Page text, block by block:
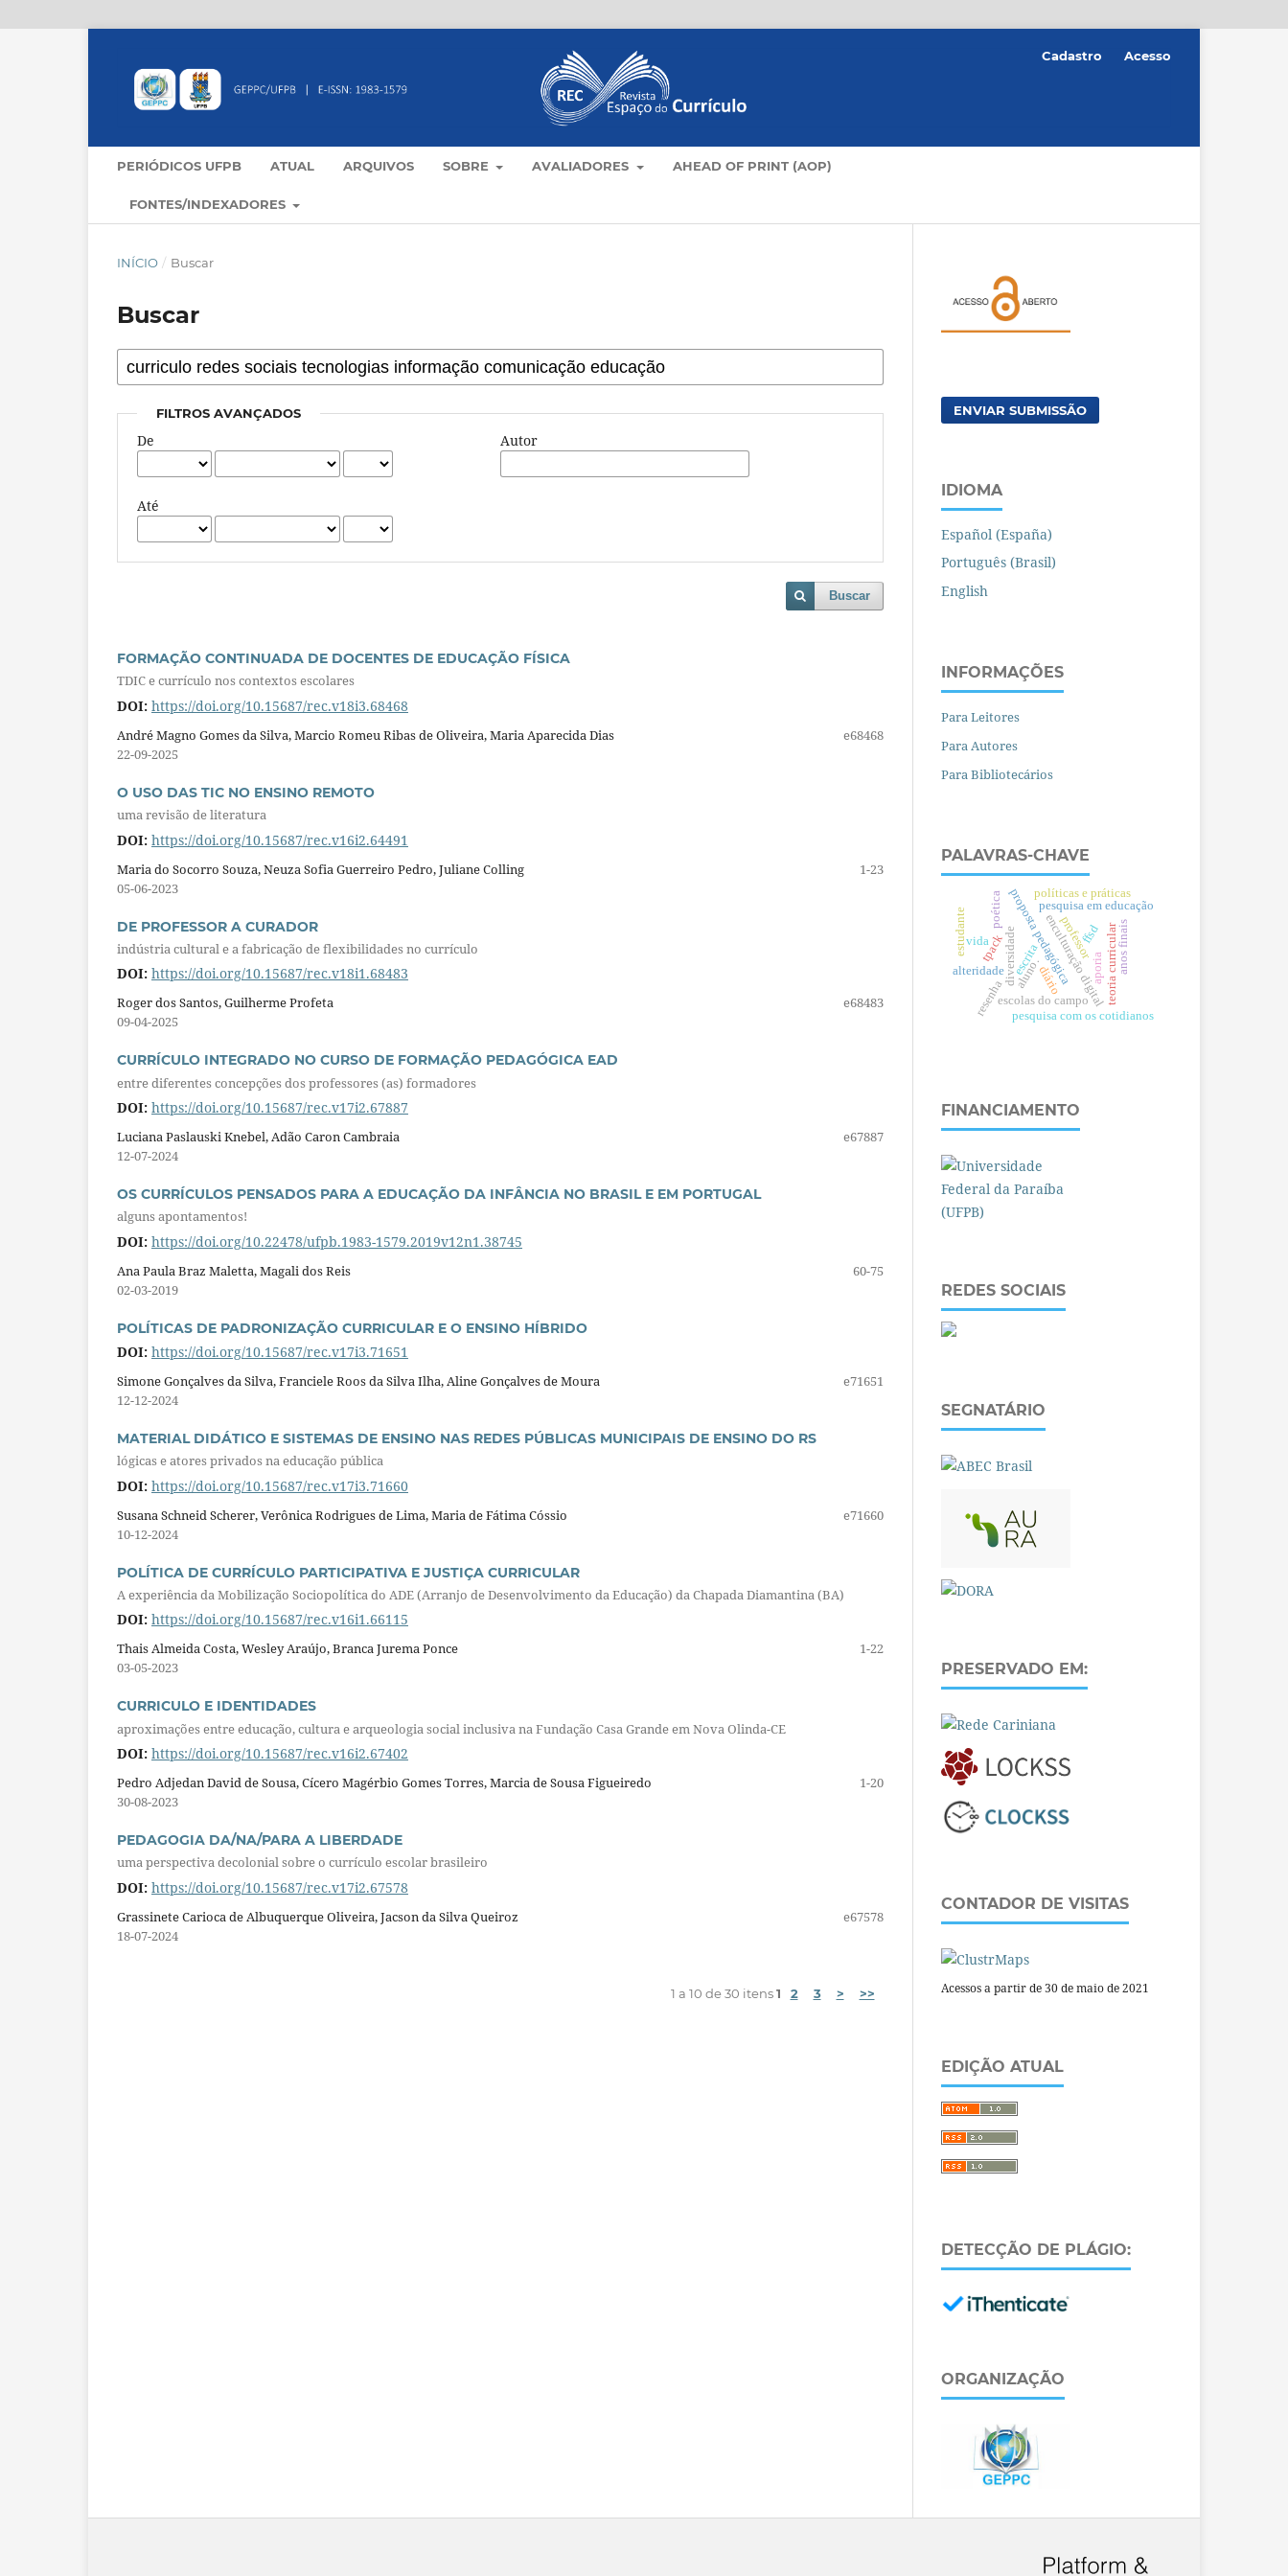
PERIÓDICOS UFPB ATUAL ARQUIVOS SOBRE AVALIADORES AHEAD OF PRINT (AOP)
FONTES/INDEXADORES
Cadastro Acesso
INÍCIO / Buscar
Buscar
FILTROS AVANÇADOS
De
Até
Autor
Buscar
FORMAÇÃO CONTINUADA DE DOCENTES DE EDUCAÇÃO FÍSICA
TDIC e currículo nos contextos escolares
DOI: https://doi.org/10.15687/rec.v18i3.68468
André Magno Gomes da Silva, Marcio Romeu Ribas de Oliveira, Maria Aparecida Dias
e68468
22-09-2025
O USO DAS TIC NO ENSINO REMOTO
uma revisão de literatura
DOI: https://doi.org/10.15687/rec.v16i2.64491
Maria do Socorro Souza, Neuza Sofia Guerreiro Pedro, Juliane Colling
1-23
05-06-2023
DE PROFESSOR A CURADOR
indústria cultural e a fabricação de flexibilidades no currículo
DOI: https://doi.org/10.15687/rec.v18i1.68483
Roger dos Santos, Guilherme Profeta
e68483
09-04-2025
CURRÍCULO INTEGRADO NO CURSO DE FORMAÇÃO PEDAGÓGICA EAD
entre diferentes concepções dos professores (as) formadores
DOI: https://doi.org/10.15687/rec.v17i2.67887
Luciana Paslauski Knebel, Adão Caron Cambraia
e67887
12-07-2024
OS CURRÍCULOS PENSADOS PARA A EDUCAÇÃO DA INFÂNCIA NO BRASIL E EM PORTUGAL
alguns apontamentos!
DOI: https://doi.org/10.22478/ufpb.1983-1579.2019v12n1.38745
Ana Paula Braz Maletta, Magali dos Reis
60-75
02-03-2019
POLÍTICAS DE PADRONIZAÇÃO CURRICULAR E O ENSINO HÍBRIDO
DOI: https://doi.org/10.15687/rec.v17i3.71651
Simone Gonçalves da Silva, Franciele Roos da Silva Ilha, Aline Gonçalves de Moura
e71651
12-12-2024
MATERIAL DIDÁTICO E SISTEMAS DE ENSINO NAS REDES PÚBLICAS MUNICIPAIS DE ENSINO DO RS
lógicas e atores privados na educação pública
DOI: https://doi.org/10.15687/rec.v17i3.71660
Susana Schneid Scherer, Verônica Rodrigues de Lima, Maria de Fátima Cóssio
e71660
10-12-2024
POLÍTICA DE CURRÍCULO PARTICIPATIVA E JUSTIÇA CURRICULAR
A experiência da Mobilização Sociopolítica do ADE (Arranjo de Desenvolvimento da Educação) da Chapada Diamantina (BA)
DOI: https://doi.org/10.15687/rec.v16i1.66115
Thais Almeida Costa, Wesley Araújo, Branca Jurema Ponce
1-22
03-05-2023
CURRICULO E IDENTIDADES
aproximações entre educação, cultura e arqueologia social inclusiva na Fundação Casa Grande em Nova Olinda-CE
DOI: https://doi.org/10.15687/rec.v16i2.67402
Pedro Adjedan David de Sousa, Cícero Magérbio Gomes Torres, Marcia de Sousa Figueiredo
1-20
30-08-2023
PEDAGOGIA DA/NA/PARA A LIBERDADE
uma perspectiva decolonial sobre o currículo escolar brasileiro
DOI: https://doi.org/10.15687/rec.v17i2.67578
Grassinete Carioca de Albuquerque Oliveira, Jacson da Silva Queiroz
e67578
18-07-2024
1 a 10 de 30 itens1 2 3 > >>
ENVIAR SUBMISSÃO
IDIOMA
Español (España)
Português (Brasil)
English
INFORMAÇÕES
Para Leitores
Para Autores
Para Bibliotecários
PALAVRAS-CHAVE
proposta pedagógicaenculturação digital
pesquisa em educação
escrita
pesquisa com os cotidianos
diversidade
tpack
alteridade
poética
teoria curricular
políticas e práticas
escolas do campo
ffsd
vida professor
aluno.
resenha
estudante
diário aporia anos finais
FINANCIAMENTO
REDES SOCIAIS
SEGNATÁRIO
PRESERVADO EM:
CONTADOR DE VISITAS
Acessos a partir de 30 de maio de 2021
EDIÇÃO ATUAL
DETECÇÃO DE PLÁGIO:
ORGANIZAÇÃO